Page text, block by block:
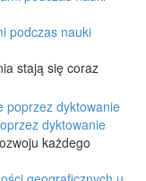
podczas nauki
stają się coraz
dyktowanie
każdego